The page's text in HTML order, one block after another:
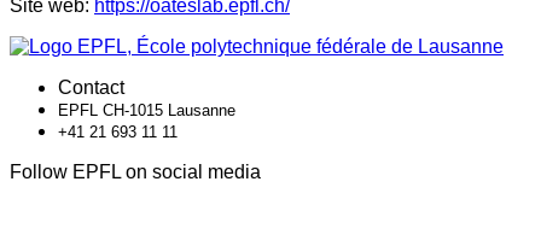
Site web: https://oateslab.epfl.ch/
Contact
EPFL CH-1015 Lausanne
+41 21 693 11 11
Follow EPFL on social media